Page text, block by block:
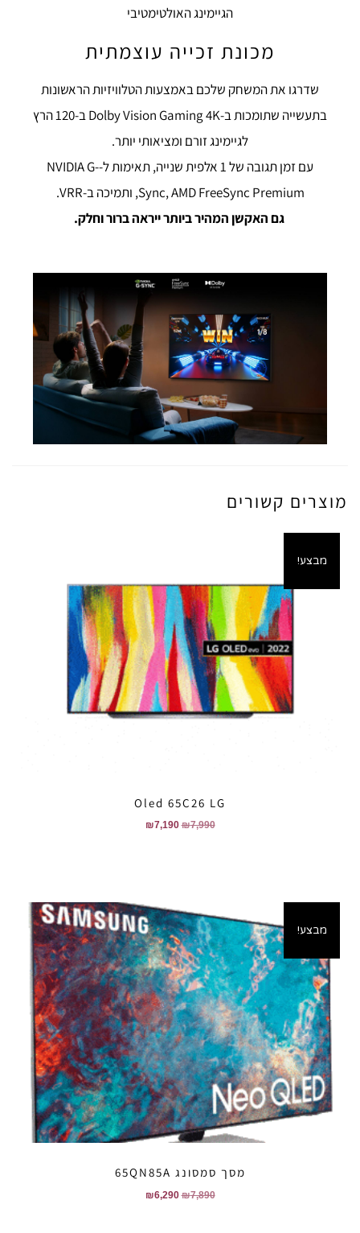
הגיימינג האולטימטיבי
מכונת זכייה עוצמתית
שדרגו את המשחק שלכם באמצעות הטלוויזיות הראשונות
בתעשייה שתומכות ב-Dolby Vision Gaming 4K ב-120 הרץ
לגיימינג זורם ומציאותי יותר.
עם זמן תגובה של 1 אלפית שנייה, תאימות ל-NVIDIA G-
Sync, AMD FreeSync Premium, ותמיכה ב-VRR.
גם האקשן המהיר ביותר ייראה ברור וחלק.
מוצרים קשורים
מבצע!
Oled 65C26 LG
₪7,990
₪7,190
מבצע!
מסך סמסונג 65QN85A
₪7,890
₪6,290